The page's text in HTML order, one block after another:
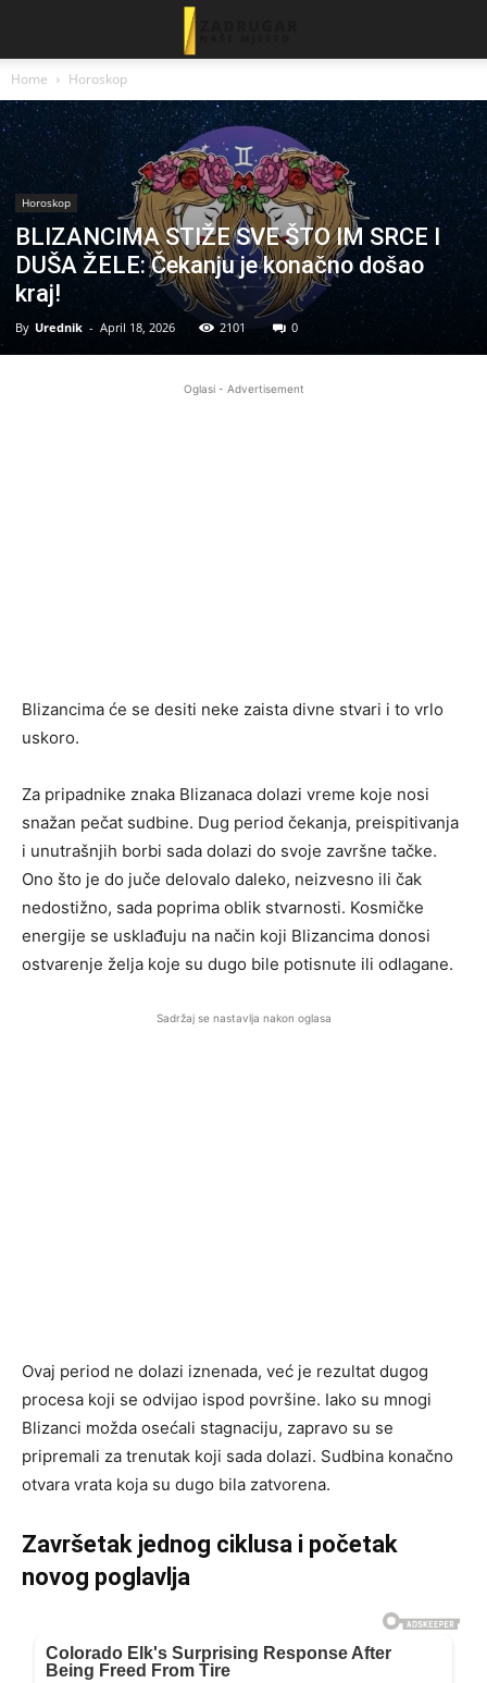
Home Horoskop
Horoskop
BLIZANCIMA STIŽE SVE ŠTO IM SRCE I
DUŠA ŽELE: Čekanju je konačno došao
kraj!
By Urednik - April 18, 2026 2101 0
Oglasi - Advertisement
Blizancima će se desiti neke zaista divne stvari i to vrlo
uskoro.
Za pripadnike znaka Blizanaca dolazi vreme koje nosi
snažan pečat sudbine. Dug period čekanja, preispitivanja
i unutrašnjih borbi sada dolazi do svoje završne tačke.
Ono što je do juče delovalo daleko, neizvesno ili čak
nedostižno, sada poprima oblik stvarnosti. Kosmičke
energije se usklađuju na način koji Blizancima donosi
ostvarenje želja koje su dugo bile potisnute ili odlagane.
Sadržaj se nastavlja nakon oglasa
Ovaj period ne dolazi iznenada, već je rezultat dugog
procesa koji se odvijao ispod površine. Iako su mnogi
Blizanci možda osećali stagnaciju, zapravo su se
pripremali za trenutak koji sada dolazi. Sudbina konačno
otvara vrata koja su dugo bila zatvorena.
Završetak jednog ciklusa i početak
novog poglavlja